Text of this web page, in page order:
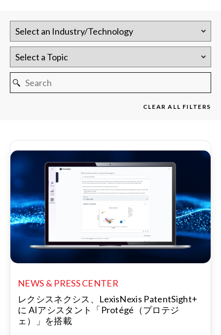
CLEAR ALL FILTERS
NEWS & PRESS CENTER
レクシスネクシス、LexisNexis PatentSight+
に AIアシスタント「Protégé（プロテジ
ェ）」を搭載